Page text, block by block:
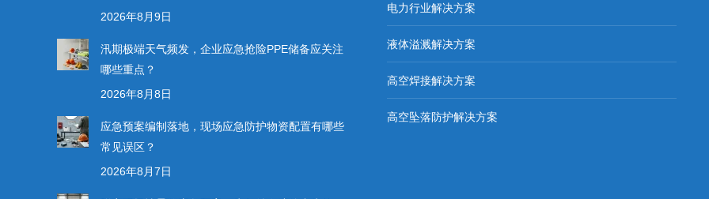
2026年8月9日
汛期极端天气频发，企业应急抢险PPE储备应关注
哪些重点？
2026年8月8日
应急预案编制落地，现场应急防护物资配置有哪些
常见误区？
2026年8月7日
电力行业解决方案
液体溢溅解决方案
高空焊接解决方案
高空坠落防护解决方案